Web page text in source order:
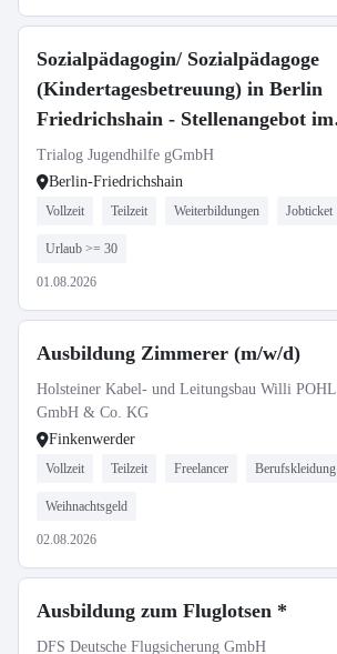
Sozialpädagogin/ Sozialpädagoge
(Kindertagesbetreuung) in Berlin
Friedrichshain - Stellenangebot im
Stellenmarkt Bildung
Trialog Jugendhilfe gGmbH
Berlin-Friedrichshain
Vollzeit Teilzeit Weiterbildungen Jobticket
Urlaub >= 30
01.08.2026
Ausbildung Zimmerer (m/w/d)
Holsteiner Kabel- und Leitungsbau Willi POHL
GmbH & Co. KG
Finkenwerder
Vollzeit Teilzeit Freelancer Berufskleidung
Weihnachtsgeld
02.08.2026
Ausbildung zum Fluglotsen *
DFS Deutsche Flugsicherung GmbH